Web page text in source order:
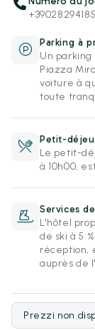
Parking à
Un
Piazza
voiture à
toute
Petit-
Le petit-
à 10h00,
Services
L'hôtel
de ski à 5
réception,
auprès de
Prezzi non